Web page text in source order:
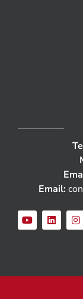
Email: